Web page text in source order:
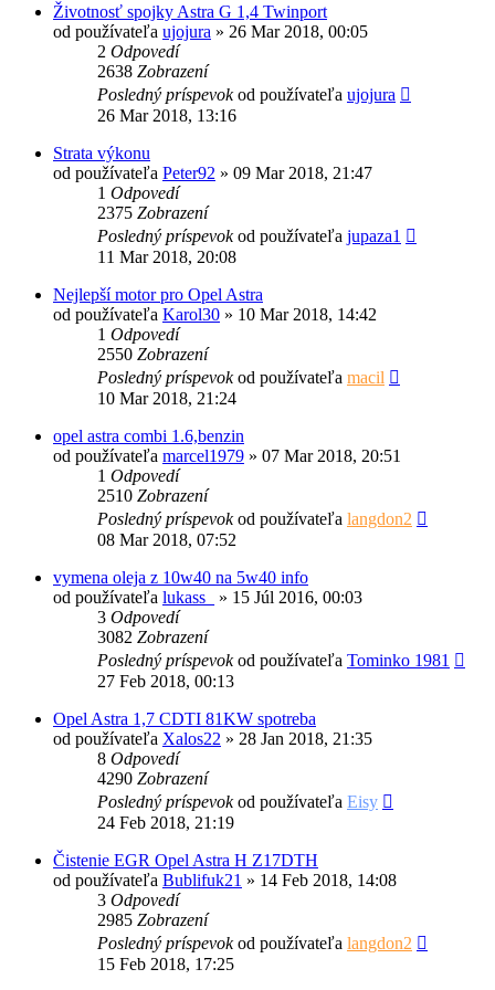
Životnosť spojky Astra G 1,4 Twinport
od používateľa ujojura » 26 Mar 2018, 00:05
2 Odpovedí
2638 Zobrazení
Posledný príspevokod používateľa ujojura
26 Mar 2018, 13:16
Strata výkonu
od používateľa Peter92 » 09 Mar 2018, 21:47
1 Odpovedí
2375 Zobrazení
Posledný príspevokod používateľa jupaza1
11 Mar 2018, 20:08
Nejlepší motor pro Opel Astra
od používateľa Karol30 » 10 Mar 2018, 14:42
1 Odpovedí
2550 Zobrazení
Posledný príspevokod používateľa macil
10 Mar 2018, 21:24
opel astra combi 1.6,benzin
od používateľa marcel1979 » 07 Mar 2018, 20:51
1 Odpovedí
2510 Zobrazení
Posledný príspevokod používateľa langdon2
08 Mar 2018, 07:52
vymena oleja z 10w40 na 5w40 info
od používateľa lukass_ » 15 Júl 2016, 00:03
3 Odpovedí
3082 Zobrazení
Posledný príspevokod používateľa Tominko 1981
27 Feb 2018, 00:13
Opel Astra 1,7 CDTI 81KW spotreba
od používateľa Xalos22 » 28 Jan 2018, 21:35
8 Odpovedí
4290 Zobrazení
Posledný príspevokod používateľa Eisy
24 Feb 2018, 21:19
Čistenie EGR Opel Astra H Z17DTH
od používateľa Bublifuk21 » 14 Feb 2018, 14:08
3 Odpovedí
2985 Zobrazení
Posledný príspevokod používateľa langdon2
15 Feb 2018, 17:25